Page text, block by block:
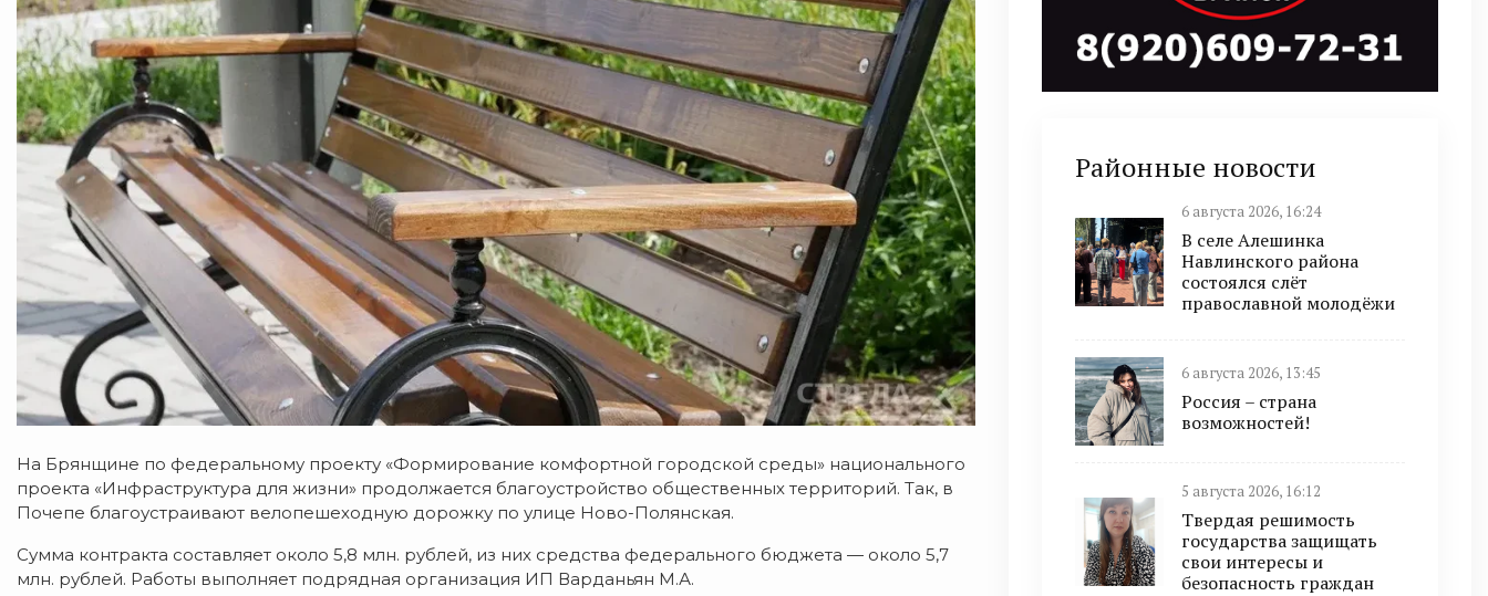
На Брянщине по федеральному проекту «Формирование комфортной городской среды» национального
проекта «Инфраструктура для жизни» продолжается благоустройство общественных территорий. Так, в
Почепе благоустраивают велопешеходную дорожку по улице Ново-Полянская.
Сумма контракта составляет около 5,8 млн. рублей, из них средства федерального бюджета — около 5,7
млн. рублей. Работы выполняет подрядная организация ИП Варданьян М.А.
Районные новости
6 августа 2026, 16:24
В селе Алешинка
Навлинского района
состоялся слёт
православной молодёжи
6 августа 2026, 13:45
Россия – страна
возможностей!
5 августа 2026, 16:12
Твердая решимость
государства защищать
свои интересы и
безопасность граждан